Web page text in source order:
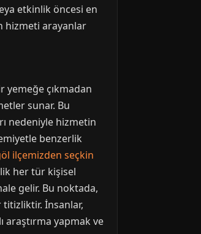
etkinlik öncesi en
hizmeti arayanlar
yemeğe çıkmadan
sunar. Bu
nedeniyle hizmetin
benzerlik
ilçemizden seçkin
her tür kişisel
gelir. Bu noktada,
titizliktir. İnsanlar,
araştırma yapmak ve